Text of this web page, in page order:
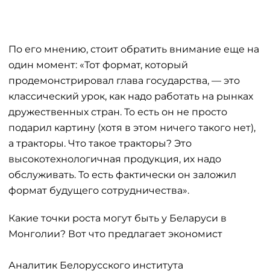
По его мнению, стоит обратить внимание еще на
один момент: «Тот формат, который
продемонстрировал глава государства, — это
классический урок, как надо работать на рынках
дружественных стран. То есть он не просто
подарил картину (хотя в этом ничего такого нет),
а тракторы. Что такое тракторы? Это
высокотехнологичная продукция, их надо
обслуживать. То есть фактически он заложил
формат будущего сотрудничества».
Какие точки роста могут быть у Беларуси в
Монголии? Вот что предлагает экономист
Аналитик Белорусского института